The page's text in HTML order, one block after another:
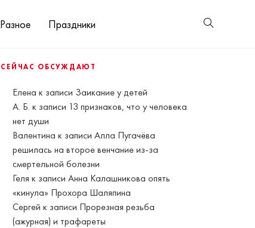
Разное Праздники
СЕЙЧАС ОБСУЖДАЮТ
Елена к записи Заикание у детей
А. Б. к записи 13 признаков, что у человека
нет души
Валентина к записиАлла Пугачёва
решилась на второе венчание из-за
смертельной болезни
Геля к записиАнна Калашникова опять
«кинула» Прохора Шаляпина
Сергей к записи Прорезная резьба
(ажурная) и трафареты